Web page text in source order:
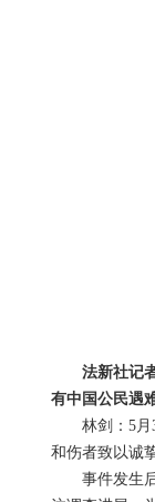
法新社记
有中国公民遇
林剑：5
和伤者致以诚
事件发生